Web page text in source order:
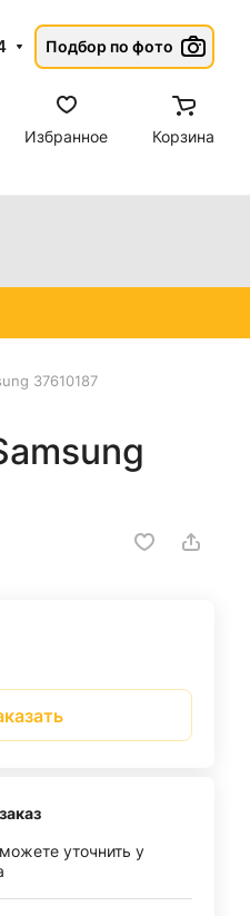
Подбор по фото
Избранное Корзина
37610187
уточнить у